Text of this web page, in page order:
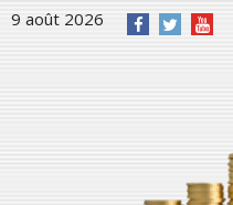
9 août 2026